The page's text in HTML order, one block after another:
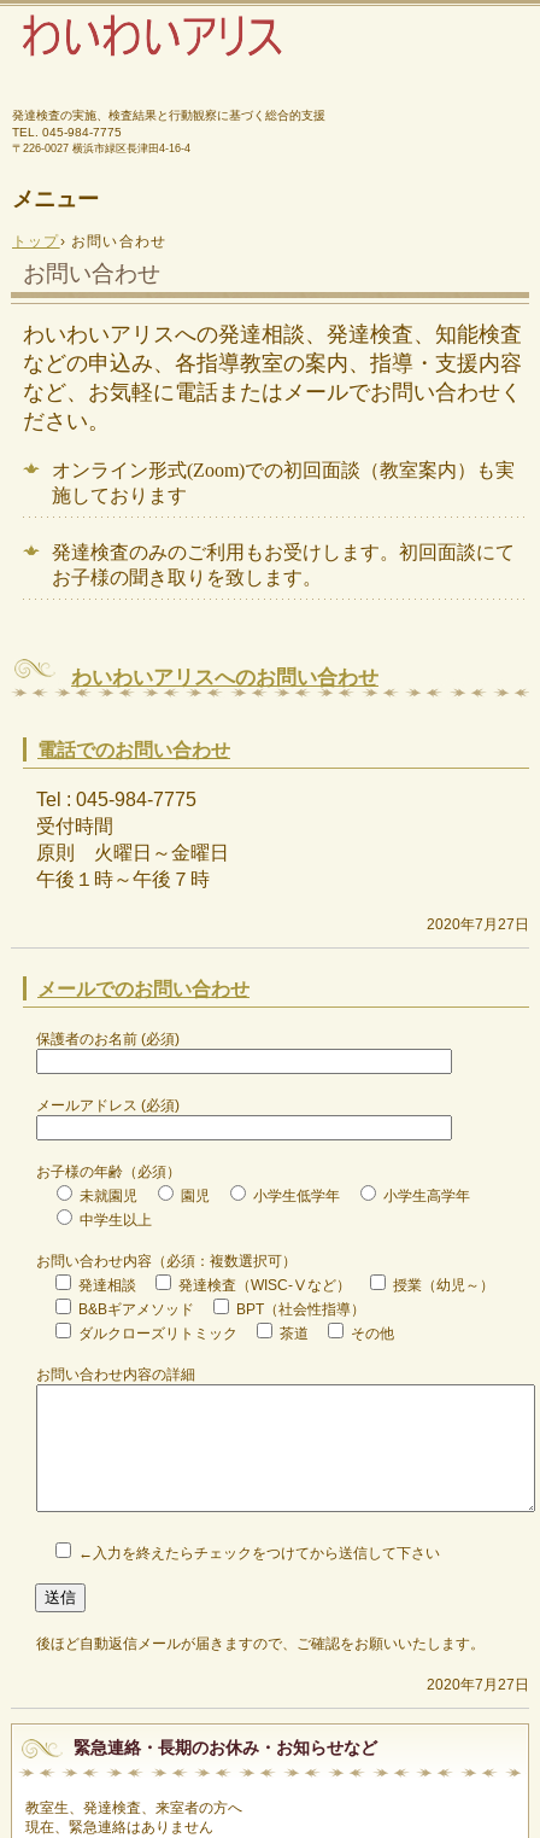
発達検査の実施、検査結果と行動観察に基づく総合的支援
TEL.
045-984-7775
〒226-0027 横浜市緑区長津田4-16-4
メニュー
ン
ン
ツ
ス
キ
ッ
トップ› お問い合わせ
お問い合わせ
わいわいアリスへの発達相談、発達検査、知能検査
などの申込み、各指導教室の案内、指導・支援内容
など、お気軽に電話またはメールでお問い合わせく
ださい。
オンライン形式(Zoom)での初回面談（教室案内）も実
施しております
発達検査のみのご利用もお受けします。初回面談にて
お子様の聞き取りを致します。
わいわいアリスへのお問い合わせ
電話でのお問い合わせ
Tel : 045-984-7775
受付時間
原則 火曜日～金曜日
午後１時～午後７時
2020年7月27日
メールでのお問い合わせ
保護者のお名前 (必須)
メールアドレス (必須)
お子様の年齢（必須）
未就園児
園児 小学生低学年
小学生高学年
中学生以上
お問い合わせ内容（必須：複数選択可）
発達相談
発達検査（WISC-Ⅴなど）
授業（幼児～）
B&Bギアメソッド
BPT（社会性指導）
ダルクローズリトミック
茶道 その他
お問い合わせ内容の詳細
←入力を終えたらチェックをつけてから送信して下さい
後ほど自動返信メールが届きますので、ご確認をお願いいたします。
2020年7月27日
緊急連絡・長期のお休み・お知らせなど
教室生、発達検査、来室者の方へ
現在、緊急連絡はありません